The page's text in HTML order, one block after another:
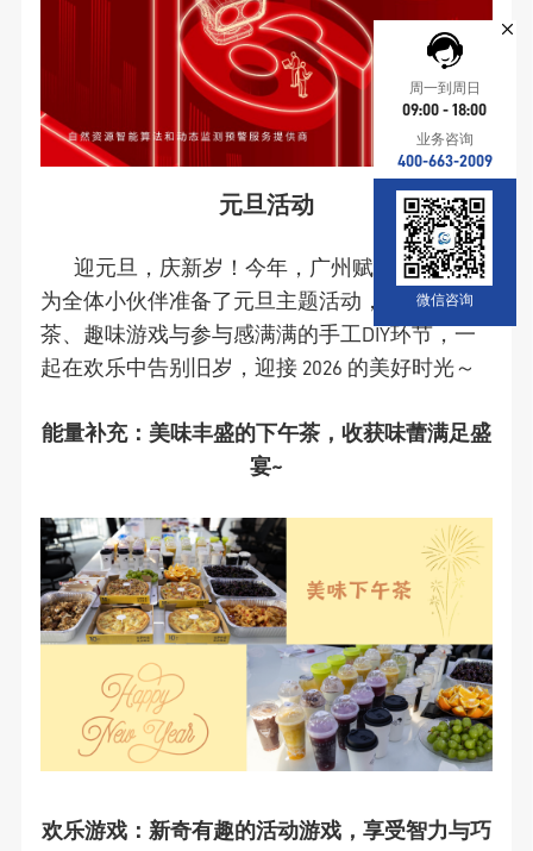
元旦活动
迎元旦，庆新岁！今年，广州赋安一如既往
为全体小伙伴准备了元旦主题活动，美味下午
茶、趣味游戏与参与感满满的手工DIY环节，一
起在欢乐中告别旧岁，迎接 2026 的美好时光～
能量补充：美味丰盛的下午茶，收获味蕾满足盛
宴~
欢乐游戏：新奇有趣的活动游戏，享受智力与巧
周一到周日
09:00 - 18:00
业务咨询
400-663-2009
微信咨询